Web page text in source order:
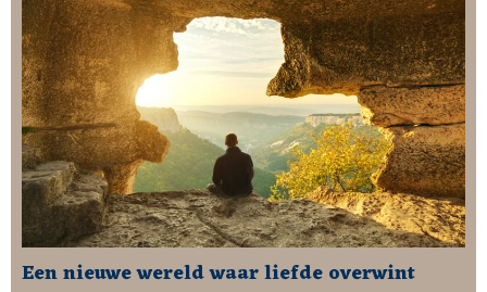
Een nieuwe wereld waar liefde overwint